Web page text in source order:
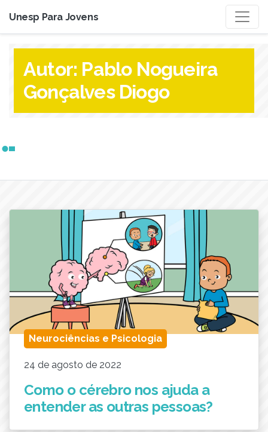
Unesp Para Jovens
Autor: Pablo Nogueira
Gonçalves Diogo
Neurociências e Psicologia
24 de agosto de 2022
Como o cérebro nos ajuda a
entender as outras pessoas?